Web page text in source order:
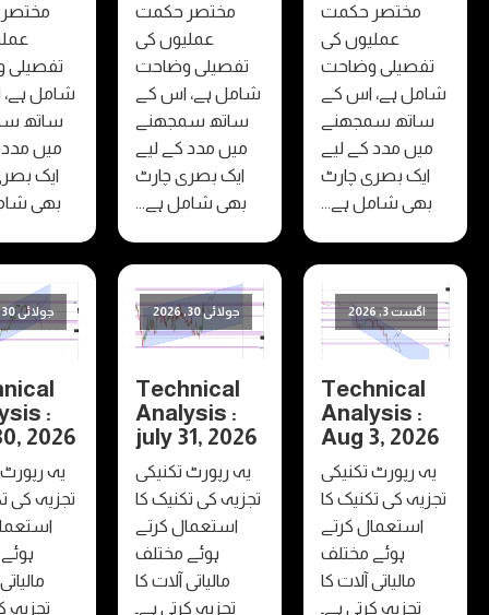
مختصر حکمت
عملیوں کی
وضاحت
ہے، اس کے
سمجھنے
مدد کے لیے
بصری چارٹ
شامل ہے...
مختصر حکمت
عملیوں کی
تفصیلی وضاحت
شامل ہے، اس کے
ساتھ سمجھنے
میں مدد کے لیے
ایک بصری چارٹ
بھی شامل ہے...
مختصر حکمت
عملیوں کی
تفصیلی وضاحت
شامل ہے، اس کے
ساتھ سمجھنے
میں مدد کے لیے
ایک بصری چارٹ
بھی شامل ہے...
Analysis :
Aug 3,
رپورٹ تکنیکی
کی تکنیک کا
کرتے
ہوئے مختلف
مالیاتی آلات کا
تجزیہ کرتی ہے۔
Technical
Analysis :
july 31, 2026
یہ رپورٹ تکنیکی
تجزیہ کی تکنیک کا
استعمال کرتے
ہوئے مختلف
مالیاتی آلات کا
تجزیہ کرتی ہے۔
Technical
Analysis :
july 30, 2026
یہ رپورٹ تکنیکی
تجزیہ کی تکنیک کا
استعمال کرتے
ہوئے مختلف
مالیاتی آلات کا
تجزیہ کرتی ہے۔